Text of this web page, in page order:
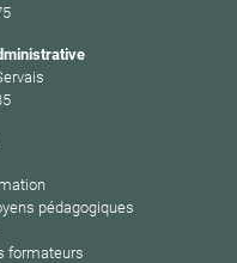
pédagogiques
formateurs